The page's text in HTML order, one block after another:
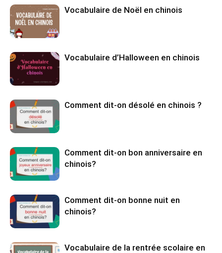
Vocabulaire de Noël en chinois
Vocabulaire d’Halloween en chinois
Comment dit-on désolé en chinois ?
Comment dit-on bon anniversaire en
chinois?
Comment dit-on bonne nuit en
chinois?
Vocabulaire de la rentrée scolaire en